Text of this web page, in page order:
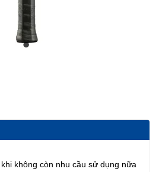
khi không còn nhu cầu sử dụng nữa